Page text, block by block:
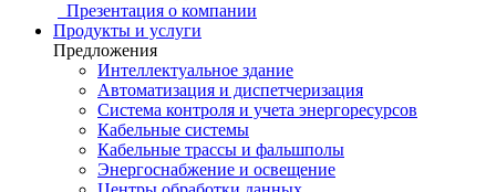
Презентация о компании
Продукты и услуги
Предложения
Интеллектуальное здание
Автоматизация и диспетчеризация
Система контроля и учета энергоресурсов
Кабельные системы
Кабельные трассы и фальшполы
Энергоснабжение и освещение